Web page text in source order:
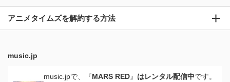
アニメタイムズを解約する方法
music.jp
music.jpで、『MARS RED』 はレンタル配信中です。